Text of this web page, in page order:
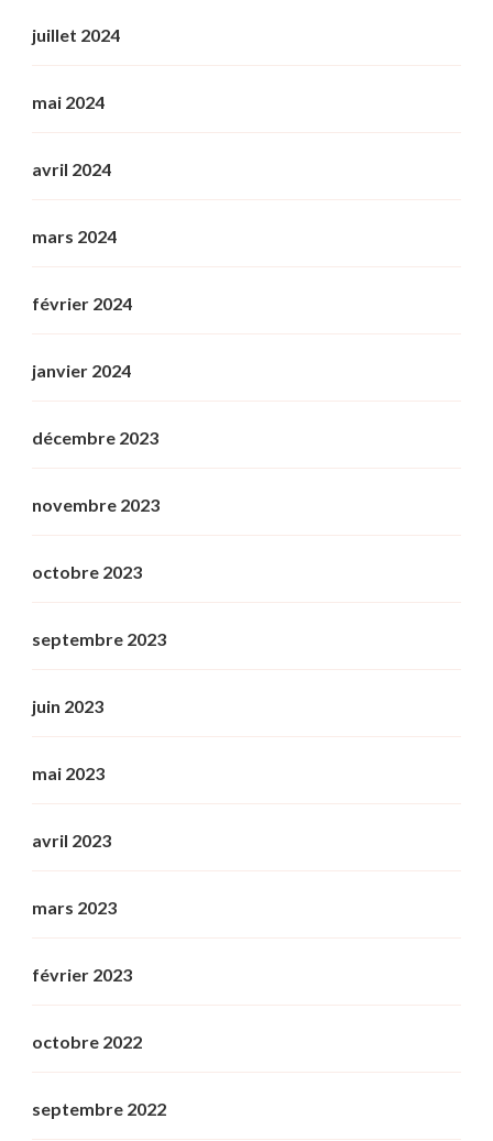
juillet 2024
mai 2024
avril 2024
mars 2024
février 2024
janvier 2024
décembre 2023
novembre 2023
octobre 2023
septembre 2023
juin 2023
mai 2023
avril 2023
mars 2023
février 2023
octobre 2022
septembre 2022